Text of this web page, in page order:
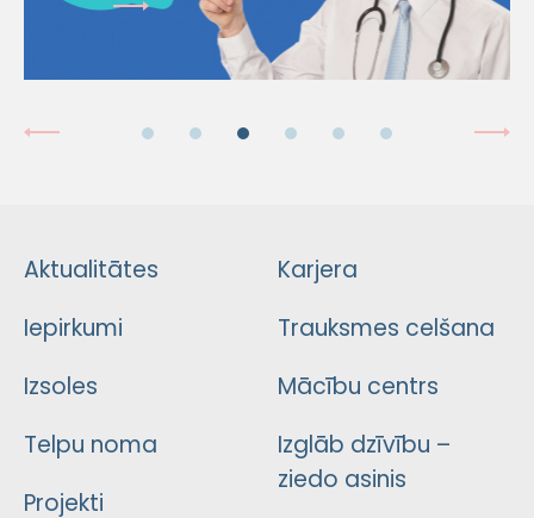
Aktualitātes
Iepirkumi
Izsoles
Telpu noma
Projekti
Karjera
Trauksmes celšana
Mācību centrs
Izglāb dzīvību –
ziedo asinis